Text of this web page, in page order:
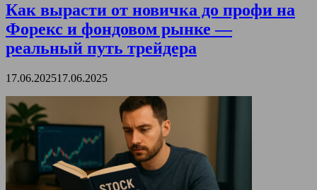
Как вырасти от новичка до профи на
Форекс и фондовом рынке —
реальный путь трейдера
17.06.202517.06.2025